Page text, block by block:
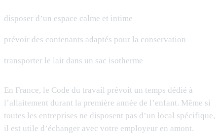
disposer d’un espace calme et intime
prévoir des contenants adaptés pour la conservation
transporter le lait dans un sac isotherme
En France, le Code du travail prévoit un temps dédié à
l’allaitement durant la première année de l’enfant. Même si
toutes les entreprises ne disposent pas d’un local spécifique,
il est utile d’échanger avec votre employeur en amont.